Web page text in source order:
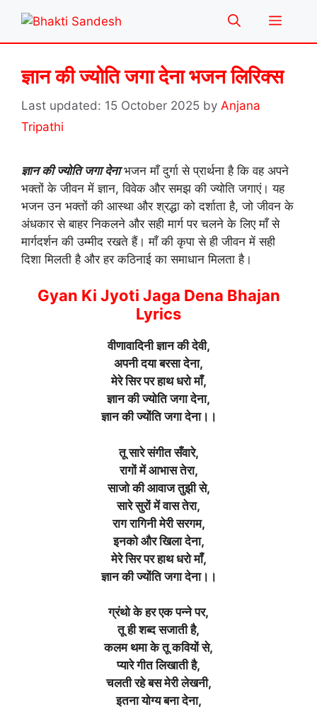
content
Menu
ज्ञान की ज्योति जगा देना भजन लिरिक्स
15 October 2025 by Anjana
Tripathi
ज्ञान की ज्योति जगा देनाभजन माँ दुर्गा से प्रार्थना है कि वह अपने
भक्तों के जीवन में ज्ञान, विवेक और समझ की ज्योति जगाएं। यह
भजन उन भक्तों की आस्था और श्रद्धा को दर्शाता है, जो जीवन के
अंधकार से बाहर निकलने और सही मार्ग पर चलने के लिए माँ से
मार्गदर्शन की उम्मीद रखते हैं। माँ की कृपा से ही जीवन में सही
दिशा मिलती है और हर कठिनाई का समाधान मिलता है।
Gyan Ki Jyoti Jaga Dena Bhajan
Lyrics
वीणावादिनी ज्ञान की देवी,
अपनी दया बरसा देना,
मेरे सिर पर हाथ धरो माँ,
ज्ञान की ज्योति जगा देना,
ज्ञान की ज्योंति जगा देना।।
तू सारे संगीत सँवारे,
रागों में आभास तेरा,
साजो की आवाज तुझी से,
सारे सुरों में वास तेरा,
राग रागिनी मेरी सरगम,
इनको और खिला देना,
मेरे सिर पर हाथ धरो माँ,
ज्ञान की ज्योंति जगा देना।।
ग्रंथो के हर एक पन्ने पर,
तू ही शब्द सजाती है,
कलम थमा के तू कवियों से,
प्यारे गीत लिखाती है,
चलती रहे बस मेरी लेखनी,
इतना योग्य बना देना,